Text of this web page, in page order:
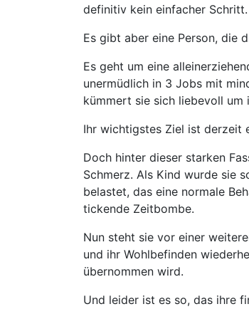
definitiv kein einfacher Schritt.
Es gibt aber eine Person, die
Es geht um eine
unermüdlich in 3 Jobs mit
kümmert sie sich liebevoll um
Ihr wichtigstes Ziel ist derzeit
Doch hinter dieser starken
Schmerz. Als Kind wurde sie
belastet, das eine normale
tickende Zeitbombe.
Nun steht sie vor einer
und ihr Wohlbefinden
übernommen wird.
Und leider ist es so, das ihre